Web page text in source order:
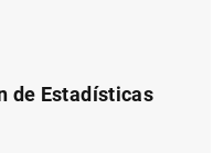
de Estadísticas